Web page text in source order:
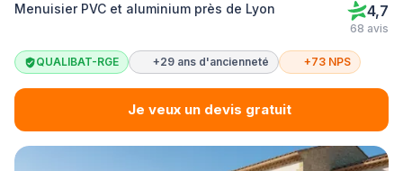
Menuisier PVC et aluminium près de Lyon 4,7
68 avis
QUALIBAT-RGE +29 ans d'ancienneté +73 NPS
Je veux un devis gratuit